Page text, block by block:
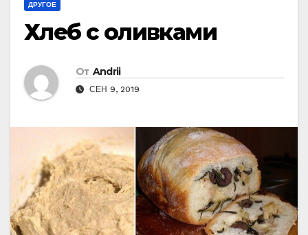
ДРУГОЕ
Хлеб с оливками
От Andrii
СЕН 9, 2019